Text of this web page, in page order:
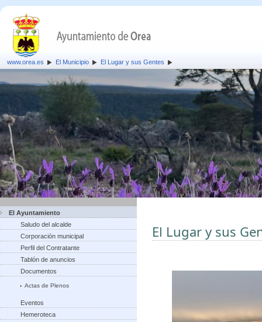
www.orea.es El Municipio El Lugar y sus Gentes
El Ayuntamiento
Saludo del alcalde
Corporación municipal
Perfil del Contratante
Tablón de anuncios
Documentos
Actas de Plenos
Eventos
Hemeroteca
El Lugar y sus